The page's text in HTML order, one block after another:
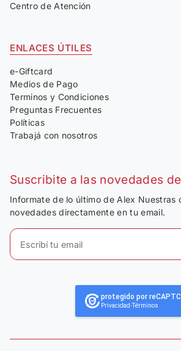
Centro de Atención
ENLACES ÚTILES
e-Giftcard
Medios de Pago
Terminos y Condiciones
Preguntas Frecuentes
Políticas
Trabajá con nosotros
Suscribite a las novedades
Informate de lo último de Alex Nuestras
novedades directamente en tu email.
protegido por
Privacidad-Términos